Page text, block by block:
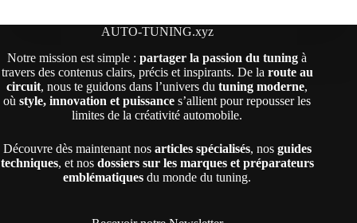
AUTO-TUNING.xyz
Notre mission est simple :partager la passion du tuning à
travers des contenus clairs, précis et inspirants. De la route au
circuit, nous te guidons dans l’univers dutuning moderne,
oùstyle, innovation et puissance s’allient pour repousser les
limites de la créativité automobile.
Découvre dès maintenant nos articles spécialisés, nos guides
techniques, et nos dossiers sur les marques et préparateurs
emblématiques du monde du tuning.